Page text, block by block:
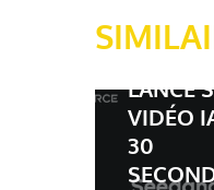
LANCE
VIDÉO
30